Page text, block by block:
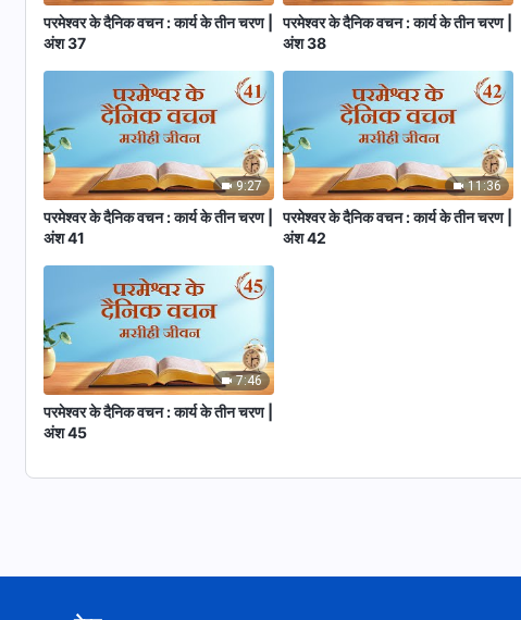
परमेश्वर के दैनिक वचन : कार्य के तीन चरण |
अंश 37
परमेश्वर के दैनिक वचन : कार्य के तीन चरण |
अंश 38
9:27
परमेश्वर के दैनिक वचन : कार्य के तीन चरण |
अंश 41
11:36
परमेश्वर के दैनिक वचन : कार्य के तीन चरण |
अंश 42
7:46
परमेश्वर के दैनिक वचन : कार्य के तीन चरण |
अंश 45